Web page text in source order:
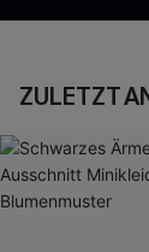
ZULETZT